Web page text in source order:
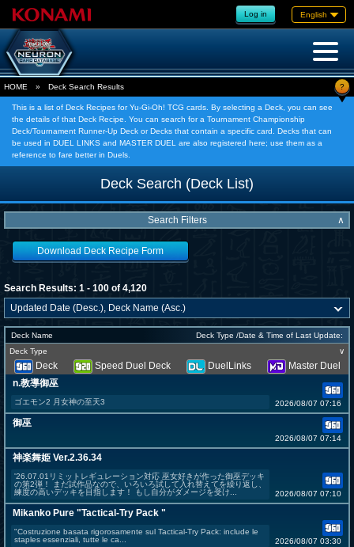
Log in English
HOME » Deck Search Results ?
This is a list of Deck Recipes for Yu-Gi-Oh! TCG cards. By selecting a Deck, you can see
the details of that Deck Recipe. You can search for a Tournament Championship
Deck/Tournament Runner-Up Deck or Decks that contain a specific card. Decks that can
be used in DUEL LINKS and MASTER DUEL are also registered here; use them as a
reference to fare better in Duels.
Deck Search (Deck List)
Search Filters ∧
Download Deck Recipe Form
Search Results: 1 - 100 of 4,120
Deck Name
Deck Type /Date & Time of Last Update:
Deck Type
∨
Deck Speed Duel Deck DuelLinks
Master Duel
n.教導御巫
ゴエモン2 月女神の至天3 2026/08/07 07:16
御巫
2026/08/07 07:14
神楽舞姫 Ver.2.36.34
'26.07.01リミットレギュレーション対応 巫女好きが作った御巫デッキ
の第2弾！ まだ試作品なので、いろいろ試して入れ替えてを繰り返し、
練度の高いデッキを目指します！ もし自分がダメージを受け...
2026/08/07 07:10
Mikanko Pure "Tactical-Try Pack "
​"Costruzione basata rigorosamente sul Tactical-Try Pack: include le
staples essenziali, tutte le ca...
2026/08/07 03:30